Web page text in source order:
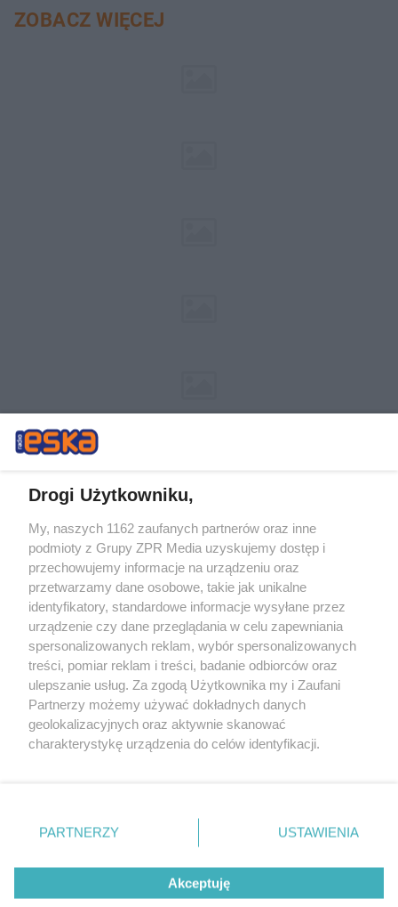
ZOBACZ WIĘCEJ
Żaden utwór zamieszczony w serwisie nie może być powielany i
rozpowszechniany lub dalej rozpowszechniany w jakikolwiek sposób (w
tym także elektroniczny lub mechaniczny) na jakimkolwiek polu
eksploatacji w jakiejkolwiek formie, włącznie z umieszczaniem w
Internecie bez pisemnej zgody właściciela praw. Jakiekolwiek użycie lub
wykorzystanie utworów w całości lub w części z naruszeniem prawa,
tzn. bez właściwej zgody, jest zabronione pod groźbą kary i może być
ścigane prawnie.
© 2026 Grupa ZPR Media
Drogi Użytkowniku,
My, naszych 1162 zaufanych partnerów oraz inne
podmioty z Grupy ZPR Media uzyskujemy dostęp i
przechowujemy informacje na urządzeniu oraz
przetwarzamy dane osobowe, takie jak unikalne
identyfikatory, standardowe informacje wysyłane przez
urządzenie czy dane przeglądania w celu zapewniania
spersonalizowanych reklam, wybór spersonalizowanych
treści, pomiar reklam i treści, badanie odbiorców oraz
ulepszanie usług. Za zgodą Użytkownika my i Zaufani
Partnerzy możemy używać dokładnych danych
geolokalizacyjnych oraz aktywnie skanować
charakterystykę urządzenia do celów identyfikacji.
zmienić/wycofać klikając przycisk ustawień prywatności
znajdujący się w lewym dolnym rogu strony
rodzaje przetwarzania danych nie wymagają zgody
użytkownika, ale masz prawo sprzeciwić się takiemu
przetwarzaniu. Preferencje będą miały zastosowanie tylko
PARTNERZY USTAWIENIA
Akceptuję